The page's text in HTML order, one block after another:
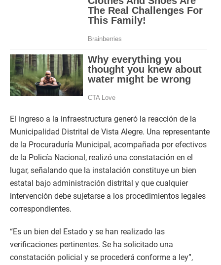
El ingreso a la infraestructura generó la reacción de la
Municipalidad Distrital de Vista Alegre. Una representante
de la Procuraduría Municipal, acompañada por efectivos
de la Policía Nacional, realizó una constatación en el
lugar, señalando que la instalación constituye un bien
estatal bajo administración distrital y que cualquier
intervención debe sujetarse a los procedimientos legales
correspondientes.
“Es un bien del Estado y se han realizado las
verificaciones pertinentes. Se ha solicitado una
constatación policial y se procederá conforme a ley”,